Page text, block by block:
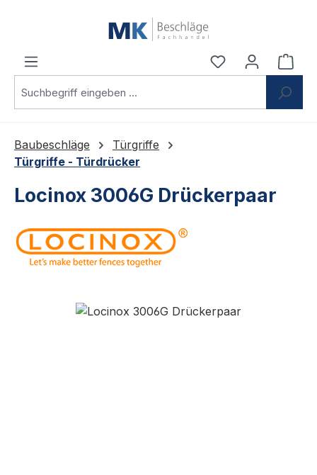
Du hast 0
Baubeschläge
Türgriffe
Türgriffe - Türdrücker
Locinox 3006G Drückerpaar